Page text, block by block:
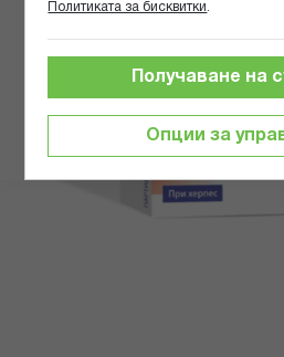
Политиката за бисквитки
Опции за
Получаване на